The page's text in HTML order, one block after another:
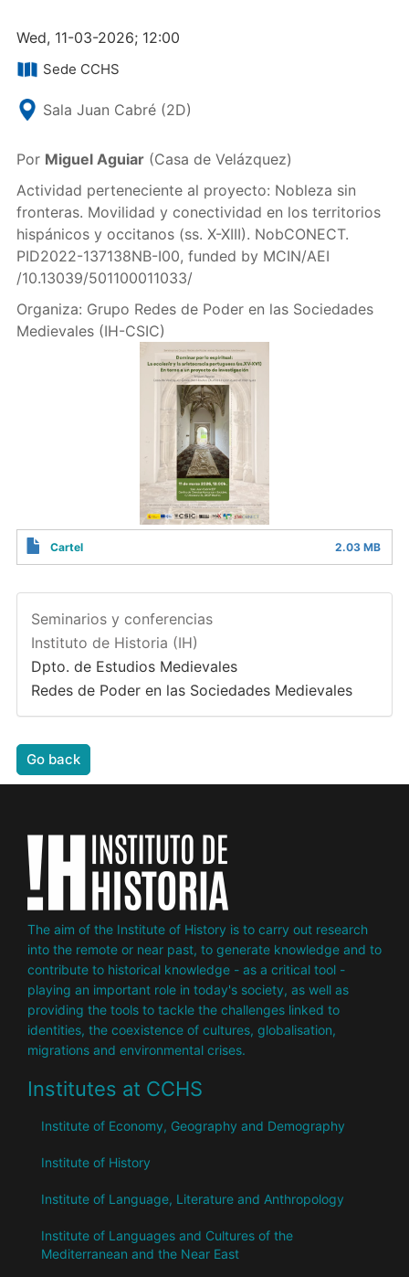
Wed, 11-03-2026; 12:00
Sede CCHS
Sala Juan Cabré (2D)
Por Miguel Aguiar(Casa de Velázquez)
Actividad perteneciente al proyecto: Nobleza sin
fronteras. Movilidad y conectividad en los territorios
hispánicos y occitanos (ss. X-XIII). NobCONECT.
PID2022-137138NB-I00, funded by MCIN/AEI
/10.13039/501100011033/
Organiza: Grupo Redes de Poder en las Sociedades
Medievales (IH-CSIC)
Cartel 2.03 MB
Seminarios y conferencias
Instituto de Historia (IH)
Dpto. de Estudios Medievales
Redes de Poder en las Sociedades Medievales
Go back
The aim of the Institute of History is to carry out research
into the remote or near past, to generate knowledge and to
contribute to historical knowledge - as a critical tool -
playing an important role in today's society, as well as
providing the tools to tackle the challenges linked to
identities, the coexistence of cultures, globalisation,
migrations and environmental crises.
Institutes at CCHS
Institute of Economy, Geography and Demography
Institute of History
Institute of Language, Literature and Anthropology
Institute of Languages ​​and Cultures of the
Mediterranean and the Near East